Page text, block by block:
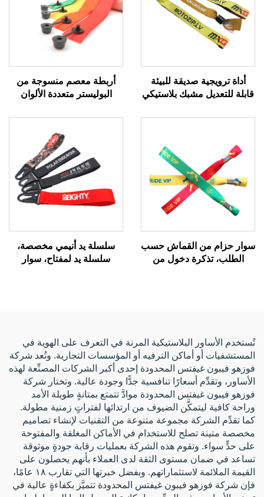
أداة ترويجية صديقة للبيئة
قابلة للتعديل مشبك بلاستيكي
مخصص مهرجان أساور
أربطة معصم منسوجة من
البوليستر متعددة الألوان
مخصصة بشعار مخصص،
لأحراز الحفلات والمهرجانات،
وأربطة المعصم القماشية
للفعاليات
سوار حزام من القماش حسب
الطلب، تذكرة دخول من
سلسلة يد أنيمي مخصصة،
سلسلة يد لمفتاح، سوار
تُستخدم الأساور البلاستيكية المرنة في التعرف على الهوية في
المستشفيات أو أماكن الترفيه أو المؤسسات التجارية. وتُعد شركة
فوزهو فيبون غيفتس المحدودة إحدى أكبر الشركات المصنِّعة لهذه
الأساور، وتقدِّم أسعارًا تنافسية جدًّا وجودة عالية. وتختار شركة
فوزهو فيبون غيفتس المحدودة موادَّ تتمتع بمتانةٍ طويلة الأمد
وراحة كافية ليتمكَّن الضيوف من ارتدائها لفتراتٍ زمنية مطولة.
كما تقدِّم الشركة مجموعة متنوعة من التقنيات لإنشاء تصاميم
مخصصة متينة تصلح للاستخدام في الأماكن المغلقة والمفتوحة
على حدٍّ سواء. وتقوم هذه الشركة بعمليات رقابة جودةٍ موثوقة
تساعد في ضمان مستوى الثقة لدى العملاء بأنهم يحصلون على
القيمة الملائمة لاستثماراتهم. وبفضل خبرتها التي تقارب ١٨ عامًا،
فإن شركة فوزهو فيبون غيفتس المحدودة تتميَّز بكفاءةٍ عالية في